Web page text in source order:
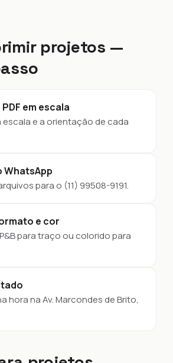
projetos —
em escala
escala e a orientação de cada
WhatsApp
para o (11) 99508-9191.
e cor
para traço ou colorido para
hora na Av. Marcondes de Brito,